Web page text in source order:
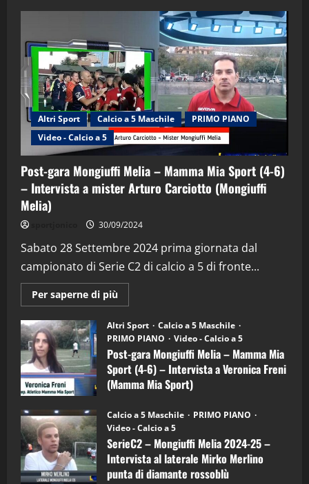
Altri Sport Calcio a 5 Maschile
PRIMO PIANO
Video - Calcio a 5
Post-gara Mongiuffi Melia – Mamma Mia Sport (4-6)
– Intervista a mister Arturo Carciotto (Mongiuffi
Melia)
30/09/2024
Sabato 28 Settembre 2024 prima giornata dal
campionato di Serie C2 di calcio a 5 di fronte...
Per saperne di più
informazioni
Post-
gara
Mongiuffi
Melia
–
Mamma
Mia
Sport
6)
–
Intervista
a
mister
Arturo
Carciotto
(Mongiuffi
Altri Sport
Calcio a 5 Maschile
PRIMO PIANO
Video - Calcio a 5
Post-gara Mongiuffi Melia – Mamma Mia
Sport (4-6) – Intervista a Veronica Freni
(Mamma Mia Sport)
Calcio a 5 Maschile
PRIMO PIANO
Video - Calcio a 5
SerieC2 – Mongiuffi Melia 2024-25 –
Intervista al laterale Mirko Merlino
punta di diamante rossoblù
2
“SportEmpire” in Podcast: 29^ Puntata
(Martedi 28 Aprile 2026)
28/04/2026
3
"SportEmpire" in Podcast
“SportEmpire” in Podcast: 28^ Puntata
(Martedi 21 Aprile 2026)
21/04/2026
4
“SportEmpire” in Podcast: 27^ Puntata
(Martedi 14 Aprile 2026)
15/04/2026